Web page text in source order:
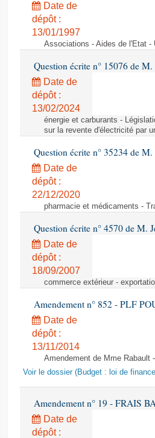
Date de
dépôt :
13/01/1997
Associations - Aides de l'Etat
Question écrite n° 15076 de
Date de
dépôt :
13/02/2024
énergie et carburants -
sur la revente d'électricité par
Question écrite n° 35234 de
Date de
dépôt :
22/12/2020
pharmacie et médicaments -
Question écrite n° 4570 de M.
Date de
dépôt :
18/09/2007
commerce extérieur -
Amendement n° 852 - PLF
Date de
dépôt :
13/11/2014
Amendement de Mme Rabault
Voir le dossier (Budget : loi de
Amendement n° 19 - FRAIS
Date de
dépôt :